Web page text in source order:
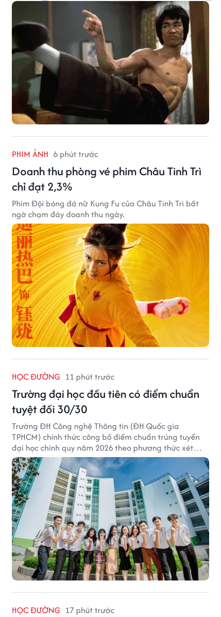
PHIM ẢNH 6 phút trước
Doanh thu phòng vé phim Châu Tinh Trì
chỉ đạt 2,3%
Phim Đội bóng đá nữ Kung Fu của Châu Tinh Trì bất
ngờ chạm đáy doanh thu ngày.
HỌC ĐƯỜNG 11 phút trước
Trường đại học đầu tiên có điểm chuẩn
tuyệt đối 30/30
Trường ĐH Công nghệ Thông tin (ĐH Quốc gia
TPHCM) chính thức công bố điểm chuẩn trúng tuyển
đại học chính quy năm 2026 theo phương thức xét
tuyển tổng hợp.
HỌC ĐƯỜNG 17 phút trước